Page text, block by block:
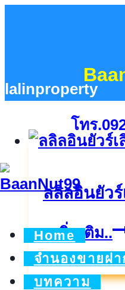
โทร
Home
จำนองขายฝา
บทความ
lalinproperty
ลลิลอินยัวร์
ดูเพิ่มเติม..ล
ลิ
ล